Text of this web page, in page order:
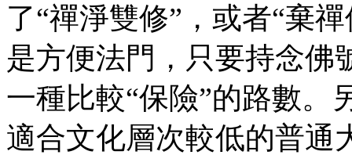
了“禪淨雙修”，或者“棄
是方便法門，只要持念佛
一種比較“保險”的路數。
適合文化層次較低的普通